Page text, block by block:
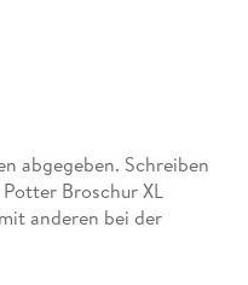
abgegeben. Schreiben
Broschur XL
anderen bei der